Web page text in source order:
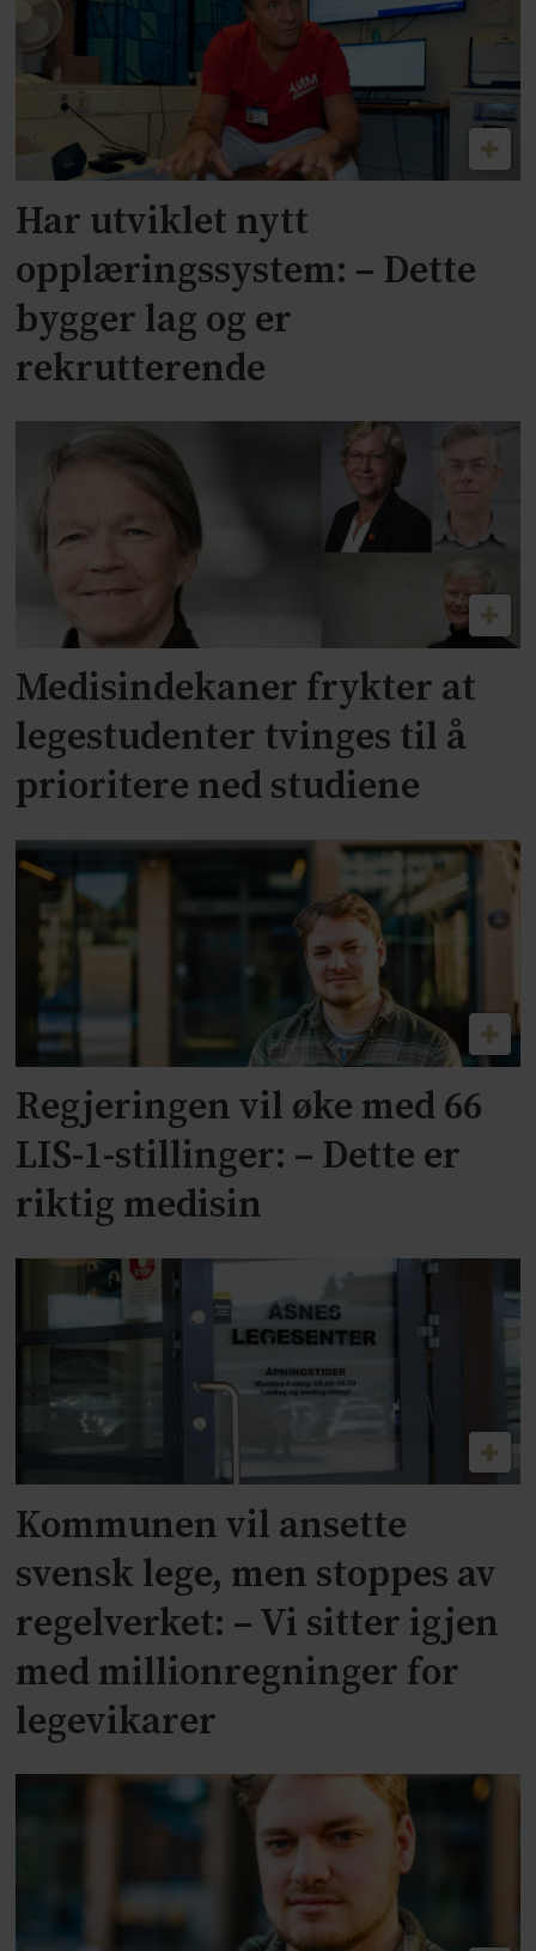
Har utviklet nytt
opplæringssystem: – Dette
bygger lag og er
rekrutterende
Medisindekaner frykter at
legestudenter tvinges til å
prioritere ned studiene
Regjeringen vil øke med 66
LIS-1-stillinger: – Dette er
riktig medisin
Kommunen vil ansette
svensk lege, men stoppes av
regelverket: – Vi sitter igjen
med millionregninger for
legevikarer